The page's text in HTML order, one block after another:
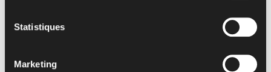
vos accords, cliquez sur « Autoriser la sélection ». Vous
pouvez retirer votre accord/vos accords à tout moment
cookies aux fins susmentionnées est liée au traitement
Statistiques
Marketing